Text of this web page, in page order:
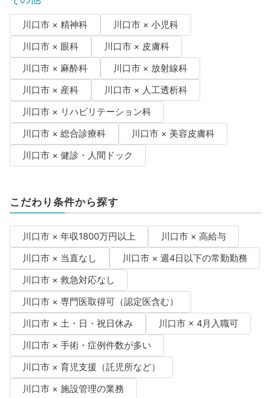
川口市 × 精神科
川口市 × 小児科
川口市 × 眼科
川口市 × 皮膚科
川口市 × 麻酔科
川口市 × 放射線科
川口市 × 産科
川口市 × 人工透析科
川口市 × リハビリテーション科
川口市 × 総合診療科
川口市 × 美容皮膚科
川口市 × 健診・人間ドック
こだわり条件から探す
川口市 × 年収1800万円以上
川口市 × 高給与
川口市 × 当直なし
川口市 × 週4日以下の常勤勤務
川口市 × 救急対応なし
川口市 × 専門医取得可（認定医含む）
川口市 × 土・日・祝日休み
川口市 × 4月入職可
川口市 × 手術・症例件数が多い
川口市 × 育児支援（託児所など）
川口市 × 施設管理の業務